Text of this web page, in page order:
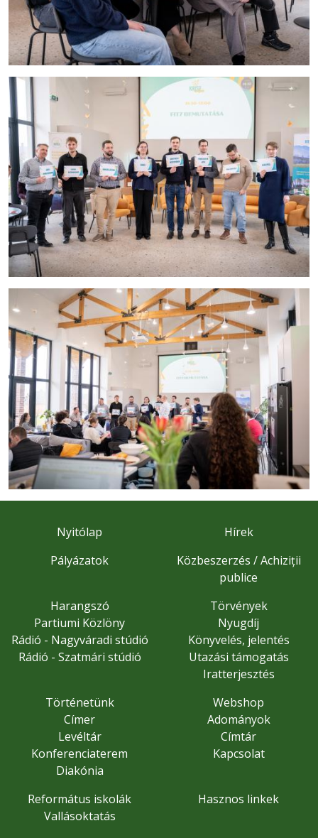
Nyitólap
Hírek
Pályázatok
Közbeszerzés / Achiziții
publice
Harangszó
Partiumi Közlöny
Rádió - Nagyváradi stúdió
Rádió - Szatmári stúdió
Törvények
Nyugdíj
Könyvelés, jelentés
Utazási támogatás
Iratterjesztés
Történetünk
Címer
Levéltár
Konferenciaterem
Diakónia
Webshop
Adományok
Címtár
Kapcsolat
Református iskolák
Vallásoktatás
Hasznos linkek